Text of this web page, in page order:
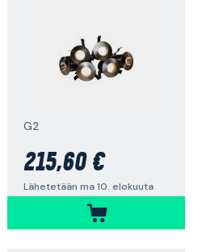
G2
215,60 €
Lähetetään ma 10. elokuuta